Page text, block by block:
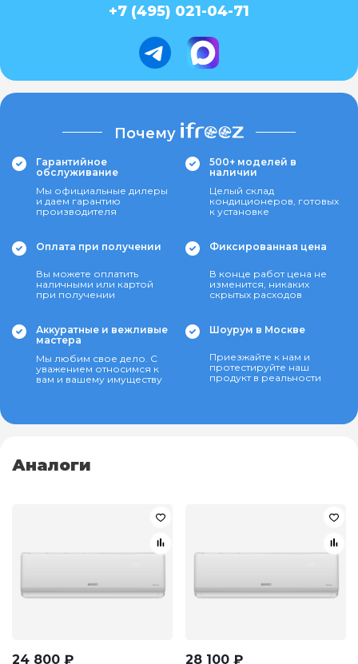
+7 (495) 021-04-71
Почему
Гарантийное
обслуживание
Мы официальные дилеры
и даем гарантию
производителя
500+ моделей в
наличии
Целый склад
кондиционеров, готовых
к установке
Оплата при получении
Вы можете оплатить
наличными или картой
при получении
Фиксированная цена
В конце работ цена не
изменится, никаких
скрытых расходов
Аккуратные и вежливые
мастера
Мы любим свое дело. С
уважением относимся к
вам и вашему имуществу
Шоурум в Москве
Приезжайте к нам и
протестируйте наш
продукт в реальности
Аналоги
24 800 ₽ 28 100 ₽